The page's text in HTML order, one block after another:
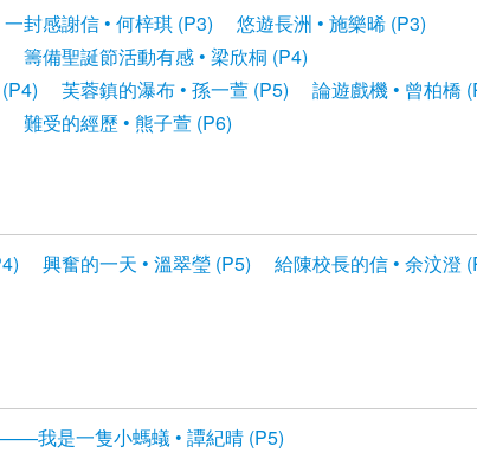
一封感謝信 • 何梓琪 (P3)
悠遊長洲 • 施樂晞 (P3)
籌備聖誕節活動有感 • 梁欣桐 (P4)
芙蓉鎮的瀑布 • 孫一萱 (P5)
論遊戲機 • 曾柏橋
難受的經歷 • 熊子萱 (P6)
興奮的一天 • 溫翠瑩 (P5)
給陳校長的信 • 余汶澄
我是一隻小螞蟻 • 譚紀晴 (P5)